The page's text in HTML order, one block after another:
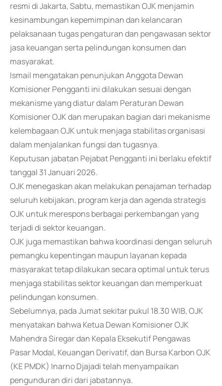
resmi di Jakarta, Sabtu, memastikan OJK menjamin
kesinambungan kepemimpinan dan kelancaran
pelaksanaan tugas pengaturan dan pengawasan sektor
jasa keuangan serta pelindungan konsumen dan
masyarakat.
Ismail mengatakan penunjukan Anggota Dewan
Komisioner Pengganti ini dilakukan sesuai dengan
mekanisme yang diatur dalam Peraturan Dewan
Komisioner OJK dan merupakan bagian dari mekanisme
kelembagaan OJK untuk menjaga stabilitas organisasi
dalam menjalankan fungsi dan tugasnya.
Keputusan jabatan Pejabat Pengganti ini berlaku efektif
tanggal 31 Januari 2026.
OJK menegaskan akan melakukan penajaman terhadap
seluruh kebijakan, program kerja dan agenda strategis
OJK untuk merespons berbagai perkembangan yang
terjadi di sektor keuangan.
OJK juga memastikan bahwa koordinasi dengan seluruh
pemangku kepentingan maupun layanan kepada
masyarakat tetap dilakukan secara optimal untuk terus
menjaga stabilitas sektor keuangan dan memperkuat
pelindungan konsumen.
Sebelumnya, pada Jumat sekitar pukul 18.30 WIB, OJK
menyatakan bahwa Ketua Dewan Komisioner OJK
Mahendra Siregar dan Kepala Eksekutif Pengawas
Pasar Modal, Keuangan Derivatif, dan Bursa Karbon OJK
(KE PMDK) Inarno Djajadi telah menyampaikan
pengunduran diri dari jabatannya.